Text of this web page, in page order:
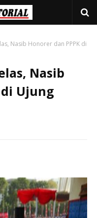
Nasib Honorer dan PPPK di
Nasib
di Ujung